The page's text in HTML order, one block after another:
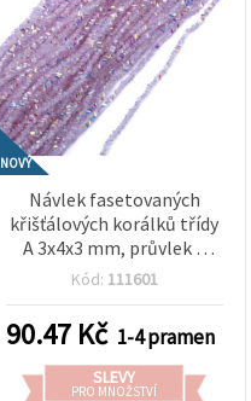
NOVÝ
Návlek fasetovaných
křišťálových korálků třídy
A 3x4x3 mm, průvlek 1
mm – brilantní
s třpytivým AB efektem
(Aurora Borealis), cca 130
ks
Kód: 111601
90.47 Kč 1-4 pramen
SLEVY
PRO MNOŽSTVÍ